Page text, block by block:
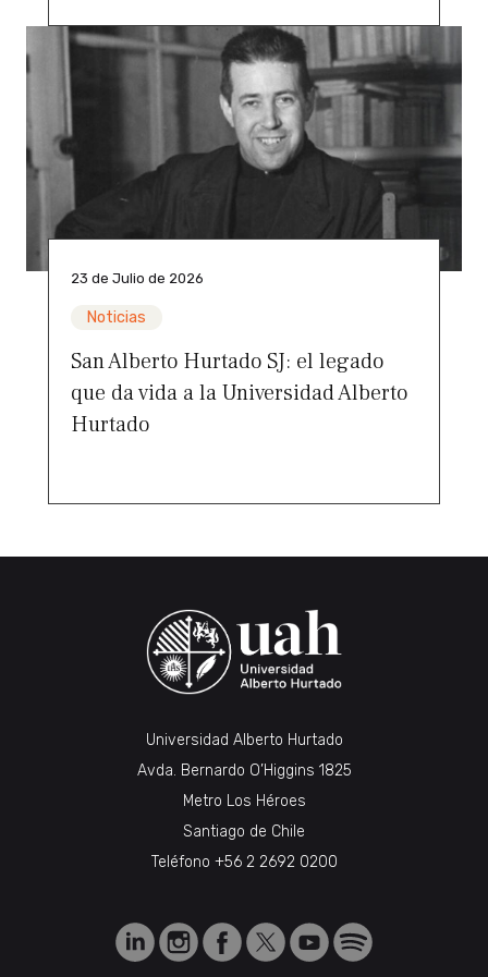
23 de Julio de 2026
Noticias
San Alberto Hurtado SJ: el legado
que da vida a la Universidad Alberto
Hurtado
Universidad Alberto Hurtado
Avda. Bernardo O’Higgins 1825
Metro Los Héroes
Santiago de Chile
Teléfono +56 2 2692 0200